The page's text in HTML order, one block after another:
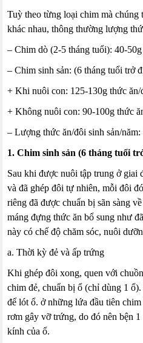
Tuỳ theo từng loại chim mà chúng
khác nhau, thông thường lượng
– Chim dò (2-5 tháng tuổi): 40-
– Chim sinh sản: (6 tháng tuổi trở
+ Khi nuôi con: 125-130g thức ăn/
+ Không nuôi con: 90-100g thức
– Lượng thức ăn/đôi sinh sản/
1. Chim sinh sản (6 tháng tuổi
Sau khi được nuôi tập trung ở giai
và đã ghép đôi tự nhiên, mỗi đôi
riêng đã được chuẩn bị sãn sàng
máng đựng thức ăn bổ sung như
này có chế độ chăm sóc, nuôi
a. Thời kỳ đẻ và ấp trứng
Khi ghép đôi xong, quen với
chim đẻ, chuẩn bị ổ (chỉ dùng 1
để lót ổ. ở những lứa đầu tiên
rơm gây vỡ trứng, do đó nên bện
kính của ổ.